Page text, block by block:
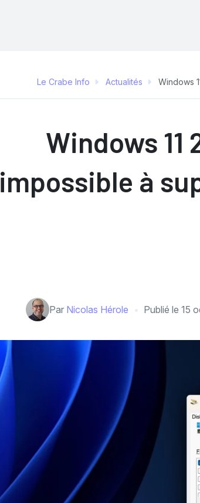
Le Crabe Info Actualités Windows
Windows 11
impossible à
Par Nicolas Hérole Publié le15